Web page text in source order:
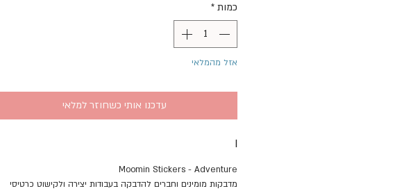
כמות *
אזל מהמלאי
עדכנו אותי כשחוזר למלאי
I
Moomin Stickers - Adventure
מדבקות מומינים וחברים להדבקה בעבודות יצירה ולקישוט כרטיסי